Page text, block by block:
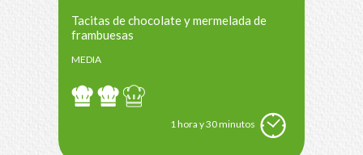
Tacitas de chocolate y mermelada de
frambuesas
MEDIA
1 hora y 30 minutos